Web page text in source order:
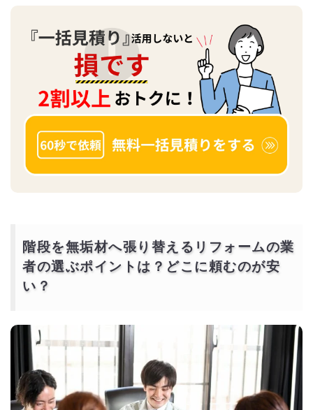
階段を無垢材へ張り替えるリフォームの業
者の選ぶポイントは？どこに頼むのが安
い？